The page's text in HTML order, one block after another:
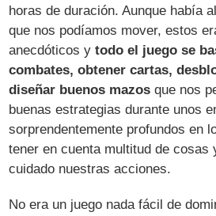
horas de duración. Aunque había
que nos podíamos mover, estos
anecdóticos ytodo el juego se
combates, obtener cartas,
diseñar buenos mazos que nos
buenas estrategias durante unos
sorprendentemente profundos en
tener en cuenta multitud de cosas
cuidado nuestras acciones.
No era un juego nada fácil de